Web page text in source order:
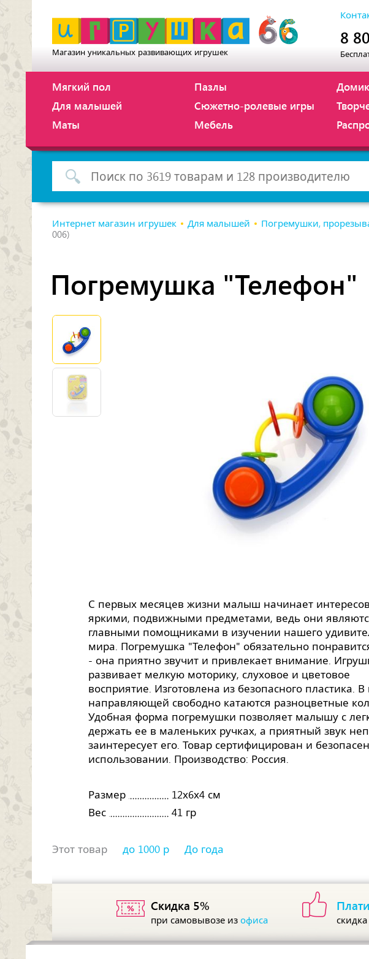
Магазин уникальных развивающих игрушек
8
Мягкий пол
Для малышей
Маты
Пазлы
Сюжетно-ролевые игры
Мебель
Интернет магазин игрушек Для малышей Погремушки,
006)
Погремушка "Телефон"
С первых месяцев жизни малыш начинает
яркими, подвижными предметами, ведь они
главными помощниками в изучении нашего
мира. Погремушка "Телефон" обязательно
- она приятно звучит и привлекает внимание.
развивает мелкую моторику, слуховое и цветовое
восприятие. Изготовлена из безопасного пластика.
направляющей свободно катаются разноцветные
Удобная форма погремушки позволяет малышу с
держать ее в маленьких ручках, а приятный звук
заинтересует его. Товар сертифицирован и
использовании. Производство: Россия.
Размер
12х6х4 см
Вес
41 гр
Этот товар до 1000 р До года
Скидка 5%
при самовывозе изофиса скидка